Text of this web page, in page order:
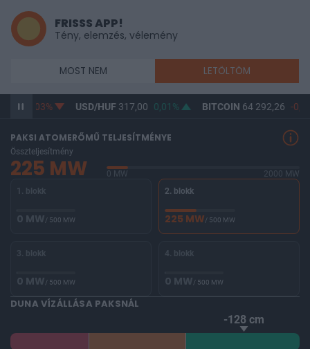
FRISSS APP!
Tény, elemzés, vélemény
MOST NEM LETÖLTÖM
-0,03% USD/HUF317,00 0,01% BITCOIN64 292,26 -
PAKSI ATOMERŐMŰ TELJESÍTMÉNYE
Összteljesítmény
225 MW 0 MW
2000 MW
1. blokk
0 MW/ 500 MW
2. blokk
225 MW/ 500 MW
3. blokk
0 MW/ 500 MW
4. blokk
0 MW/ 500 MW
DUNA VÍZÁLLÁSA PAKSNÁL
-128 cm